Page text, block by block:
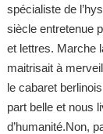
spécialiste de
siècle entretenue
et lettres. Marche
maitrisait à
le cabaret
part belle et nous
d’humanité.Non,